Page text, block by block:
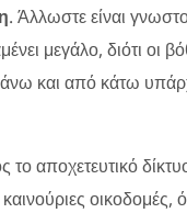
. Άλλωστε είναι
μεγάλο, διότι οι
και από κάτω
αποχετευτικό
οικοδομές,